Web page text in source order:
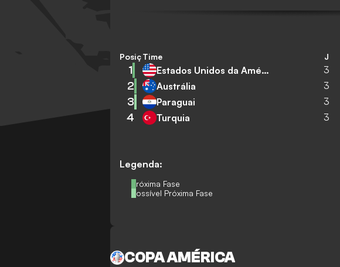
Legenda:
Próxima Fase
Possível Próxima Fase
PosiçãoTime J
1 Estados Unidos da América 3
2 Austrália 3
3 Paraguai 3
4 Turquia 3
COPA AMÉRICA